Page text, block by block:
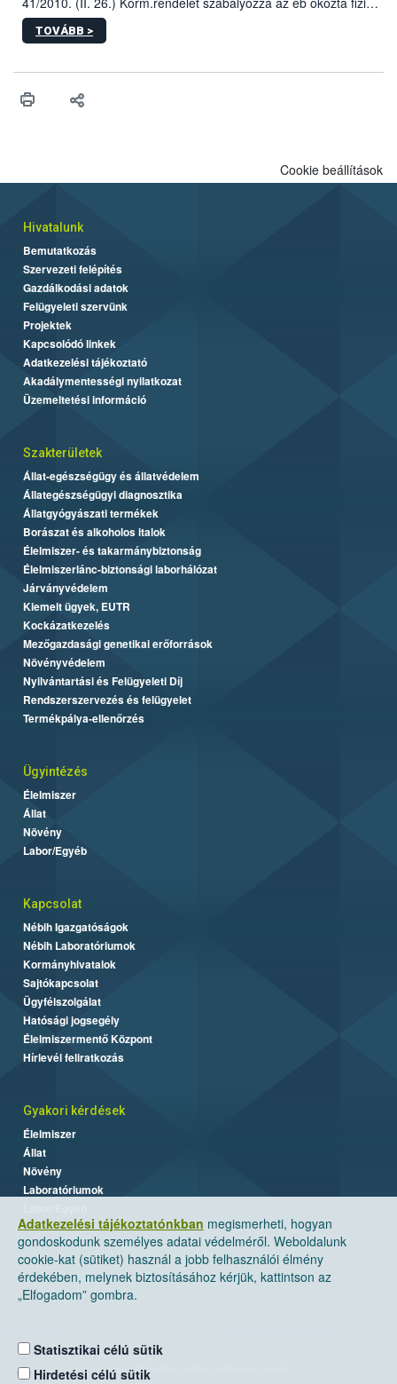
sérülés, illetve ennek veszélye keletkezésekor felmerülő
hatósági feladatokat, valamint a veszélyes eb tartását és annak
vonni az ebek viselkedésének megítélésében jártas szakértőt.
TOVÁBB >
Adatkezelési tájékoztatónkban megismerheti, hogyan
gondoskodunk személyes adatai védelméről. Weboldalunk
cookie-kat (sütiket) használ a jobb felhasználói élmény
érdekében, melynek biztosításához kérjük, kattintson az
„Elfogadom” gombra.
Statisztikai célú sütik
Hirdetési célú sütik
Cookie beállítások
Hivatalunk
Bemutatkozás
Szervezeti felépítés
Gazdálkodási adatok
Felügyeleti szervünk
Projektek
Kapcsolódó linkek
Adatkezelési tájékoztató
Akadálymentességi nyilatkozat
Üzemeltetési információ
Szakterületek
Állat-egészségügy és állatvédelem
Állategészségügyi diagnosztika
Állatgyógyászati termékek
Borászat és alkoholos italok
Élelmiszer- és takarmánybiztonság
Élelmiszerlánc-biztonsági laborhálózat
Járványvédelem
Kiemelt ügyek, EUTR
Kockázatkezelés
Mezőgazdasági genetikai erőforrások
Növényvédelem
Nyilvántartási és Felügyeleti Díj
Rendszerszervezés és felügyelet
Termékpálya-ellenőrzés
Ügyintézés
Élelmiszer
Állat
Növény
Labor/Egyéb
Kapcsolat
Nébih Igazgatóságok
Nébih Laboratóriumok
Kormányhivatalok
Sajtókapcsolat
Ügyfélszolgálat
Hatósági jogsegély
Élelmiszermentő Központ
Hírlevél feliratkozás
Gyakori kérdések
Élelmiszer
Állat
Növény
Laboratóriumok
Nemzeti Élelmiszerlánc-biztonsági Hivatal